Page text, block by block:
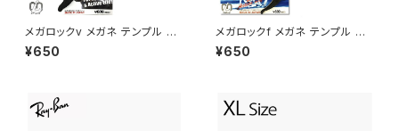
メガロックv メガネ テンプル 調
整 アジャスター 眼鏡 ずり 落ち
防止 固定 めがね ズレ防止
¥650
メガロックf メガネ テンプル 調
整 アジャスター 眼鏡 ずり 落ち
防止 固定 めがね ズレ防止
¥650